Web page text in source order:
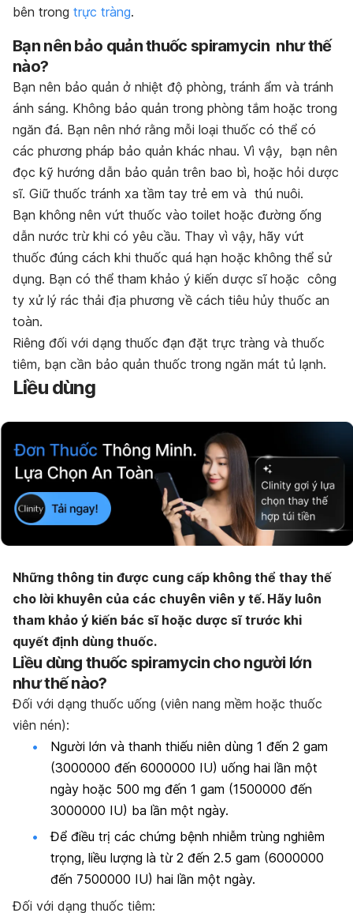
bên trong trực tràng.
Bạn nên bảo quản thuốc spiramycin như thế
nào?
Bạn nên bảo quản ở nhiệt độ phòng, tránh ẩm và tránh
ánh sáng. Không bảo quản trong phòng tắm hoặc trong
ngăn đá. Bạn nên nhớ rằng mỗi loại thuốc có thể có
các phương pháp bảo quản khác nhau. Vì vậy, bạn nên
đọc kỹ hướng dẫn bảo quản trên bao bì, hoặc hỏi dược
sĩ. Giữ thuốc tránh xa tầm tay trẻ em và thú nuôi.
Bạn không nên vứt thuốc vào toilet hoặc đường ống
dẫn nước trừ khi có yêu cầu. Thay vì vậy, hãy vứt
thuốc đúng cách khi thuốc quá hạn hoặc không thể sử
dụng. Bạn có thể tham khảo ý kiến dược sĩ hoặc công
ty xử lý rác thải địa phương về cách tiêu hủy thuốc an
toàn.
Riêng đối với dạng thuốc đạn đặt trực tràng và thuốc
tiêm, bạn cần bảo quản thuốc trong ngăn mát tủ lạnh.
Liều dùng
Những thông tin được cung cấp không thể thay thế
cho lời khuyên của các chuyên viên y tế. Hãy luôn
tham khảo ý kiến bác sĩ hoặc dược sĩ trước khi
quyết định dùng thuốc.
Liều dùng thuốc spiramycin cho người lớn
như thế nào?
Đối với dạng thuốc uống (viên nang mềm hoặc thuốc
viên nén):
Người lớn và thanh thiếu niên dùng 1 đến 2 gam
(3000000 đến 6000000 IU) uống hai lần một
ngày hoặc 500 mg đến 1 gam (1500000 đến
3000000 IU) ba lần một ngày.
Để điều trị các chứng bệnh nhiễm trùng nghiêm
trọng, liều lượng là từ 2 đến 2.5 gam (6000000
đến 7500000 IU) hai lần một ngày.
Đối với dạng thuốc tiêm: